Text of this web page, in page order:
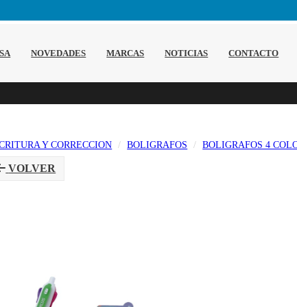
NOVEDADES MARCAS NOTICIAS CONTACTO
Y CORRECCION BOLIGRAFOS BOLIGRAFOS 4
VOLVER